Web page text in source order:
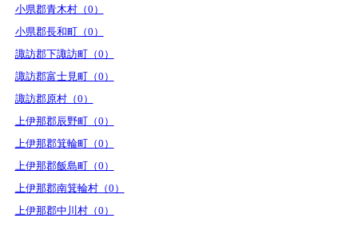
小県郡青木村（0）
小県郡長和町（0）
諏訪郡下諏訪町（0）
諏訪郡富士見町（0）
諏訪郡原村（0）
上伊那郡辰野町（0）
上伊那郡箕輪町（0）
上伊那郡飯島町（0）
上伊那郡南箕輪村（0）
上伊那郡中川村（0）